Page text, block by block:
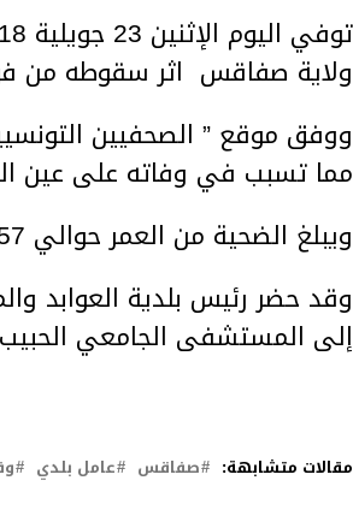
ولاية صفاقس اثر سقوطه من
ووفق موقع ” الصحفيين
مما تسبب في وفاته على عين
ويبلغ الضحية من العمر حوالي 57 سنة ويعمل في بلدية العوابد وأصيل المنطقة
وقد حضر رئيس بلدية العوابد
إلى المستشفى الجامعي الحبيب
مقالات متشابهة: صفاقس عامل بلدي